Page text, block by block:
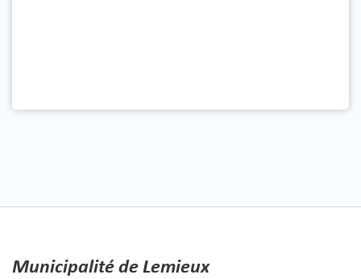
Municipalité de Lemieux